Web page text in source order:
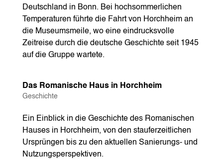
Deutschland in Bonn. Bei hochsommerlichen
Temperaturen führte die Fahrt von Horchheim an
die Museumsmeile, wo eine eindrucksvolle
Zeitreise durch die deutsche Geschichte seit 1945
auf die Gruppe wartete.
Das Romanische Haus in Horchheim
Geschichte
Ein Einblick in die Geschichte des Romanischen
Hauses in Horchheim, von den stauferzeitlichen
Ursprüngen bis zu den aktuellen Sanierungs- und
Nutzungsperspektiven.